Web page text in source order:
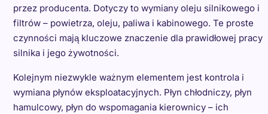
przez producenta. Dotyczy to wymiany oleju silnikowego i
filtrów – powietrza, oleju, paliwa i kabinowego. Te proste
czynności mają kluczowe znaczenie dla prawidłowej pracy
silnika i jego żywotności.
Kolejnym niezwykle ważnym elementem jest kontrola i
wymiana płynów eksploatacyjnych. Płyn chłodniczy, płyn
hamulcowy, płyn do wspomagania kierownicy – ich